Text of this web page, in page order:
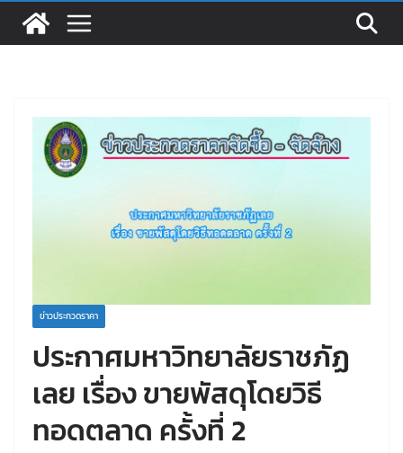
๑,๙๗๒ ชุด โดยวิธีเฉพาะเจาะจง
ข่าวประกวดราคา
ประกาศมหาวิทยาลัยราชภัฏ
เลย เรื่อง ขายพัสดุโดยวิธี
ทอดตลาด ครั้งที่ 2